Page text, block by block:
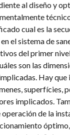
al diseño y
cual es la
el sistema de
del primer
son las
Hay
superfícies,
implicados.
de la